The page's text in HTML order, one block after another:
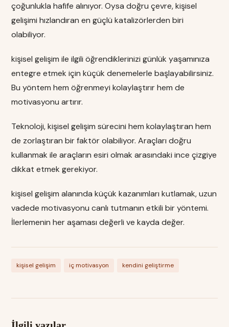
çoğunlukla hafife alınıyor. Oysa doğru çevre, kişisel
gelişimi hızlandıran en güçlü katalizörlerden biri
olabiliyor.
kişisel gelişim ile ilgili öğrendiklerinizi günlük yaşamınıza
entegre etmek için küçük denemelerle başlayabilirsiniz.
Bu yöntem hem öğrenmeyi kolaylaştırır hem de
motivasyonu artırır.
Teknoloji, kişisel gelişim sürecini hem kolaylaştıran hem
de zorlaştıran bir faktör olabiliyor. Araçları doğru
kullanmak ile araçların esiri olmak arasındaki ince çizgiye
dikkat etmek gerekiyor.
kişisel gelişim alanında küçük kazanımları kutlamak, uzun
vadede motivasyonu canlı tutmanın etkili bir yöntemi.
İlerlemenin her aşaması değerli ve kayda değer.
kişisel gelişim iç motivasyon kendini geliştirme